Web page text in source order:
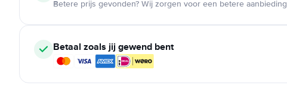
Betere prijs gevonden? Wij zorgen voor een betere aanbieding
Betaal zoals jij gewend bent